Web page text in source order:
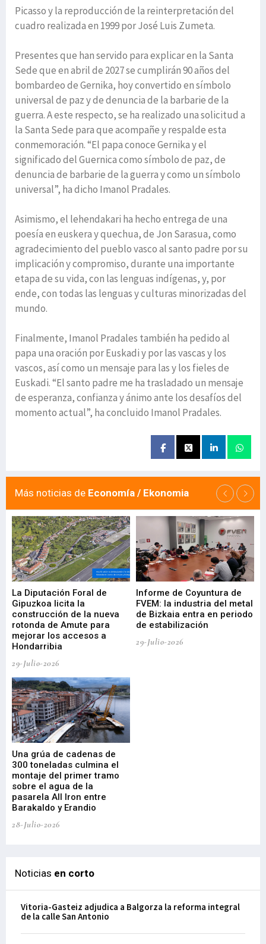
Picasso y la reproducción de la reinterpretación del
cuadro realizada en 1999 por José Luis Zumeta.
Presentes que han servido para explicar en la Santa
Sede que en abril de 2027 se cumplirán 90 años del
bombardeo de Gernika, hoy convertido en símbolo
universal de paz y de denuncia de la barbarie de la
guerra. A este respecto, se ha realizado una solicitud a
la Santa Sede para que acompañe y respalde esta
conmemoración. “El papa conoce Gernika y el
significado del Guernica como símbolo de paz, de
denuncia de barbarie de la guerra y como un símbolo
universal”, ha dicho Imanol Pradales.
Asimismo, el lehendakari ha hecho entrega de una
poesía en euskera y quechua, de Jon Sarasua, como
agradecimiento del pueblo vasco al santo padre por su
implicación y compromiso, durante una importante
etapa de su vida, con las lenguas indígenas, y, por
ende, con todas las lenguas y culturas minorizadas del
mundo.
Finalmente, Imanol Pradales también ha pedido al
papa una oración por Euskadi y por las vascas y los
vascos, así como un mensaje para las y los fieles de
Euskadi. “El santo padre me ha trasladado un mensaje
de esperanza, confianza y ánimo ante los desafíos del
momento actual”, ha concluido Imanol Pradales.
Más noticias de Economía / Ekonomia
La Diputación Foral de
Gipuzkoa licita la
construcción de la nueva
rotonda de Amute para
mejorar los accesos a
Hondarribia
29-Julio-2026
Informe de Coyuntura de
FVEM: la industria del metal
de Bizkaia entra en periodo
de estabilización
29-Julio-2026
Una grúa de cadenas de
300 toneladas culmina el
montaje del primer tramo
sobre el agua de la
pasarela All Iron entre
Barakaldo y Erandio
28-Julio-2026
Noticias en corto
Vitoria-Gasteiz adjudica a Balgorza la reforma integral
de la calle San Antonio